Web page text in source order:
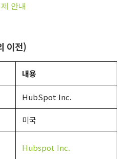
안내
이전)
내용
HubSpot Inc.
미국
Hubspot Inc.